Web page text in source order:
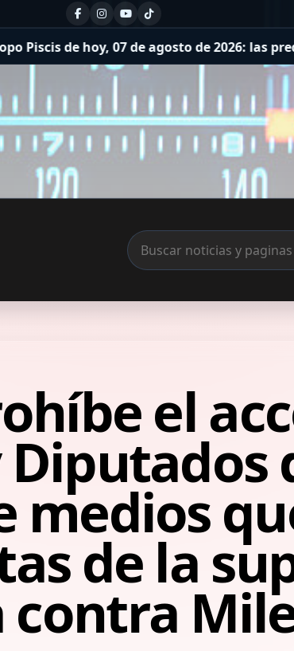
agosto de 2026: las predicciones para la
el
Diputados
medios
de la
contra